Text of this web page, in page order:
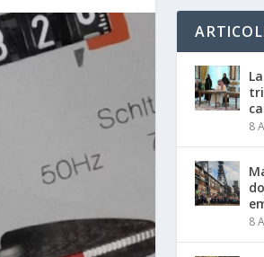
8
8